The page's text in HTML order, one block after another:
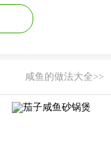
咸鱼的做法大全>>